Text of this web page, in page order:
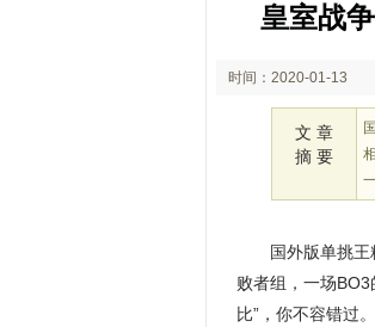
皇室战
时间：2020-01-13
文 章
摘 要
国外版单挑
败者组，一场
比”，你不容错过。